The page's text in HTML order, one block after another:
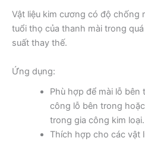
Vật liệu kim cương có độ chống
tuổi thọ của thanh mài trong
suất thay thế.
Ứng dụng:
Phù hợp để mài lỗ
công lỗ bên trong
trong gia công kim loại.
Thích hợp cho các vật